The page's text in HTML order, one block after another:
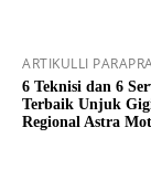
ARTIKULLI
6 Teknisi dan 6
Terbaik Unjuk
Regional Astra